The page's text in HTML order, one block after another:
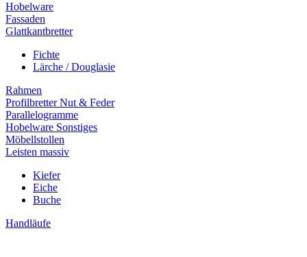
Hobelware
Fassaden
Glattkantbretter
Fichte
Lärche / Douglasie
Rahmen
Profilbretter Nut & Feder
Parallelogramme
Hobelware Sonstiges
Möbellstollen
Leisten massiv
Kiefer
Eiche
Buche
Handläufe